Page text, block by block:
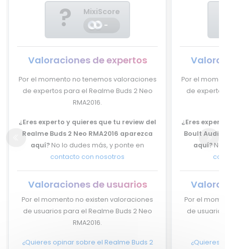
?
MixiScore
-
Valoraciones de expertos
Por el momento no tenemos valoraciones
de expertos para el Realme Buds 2 Neo
RMA2016.
¿Eres experto y quieres que tu review del
Realme Buds 2 Neo RMA2016 aparezca
aquí? No lo dudes más, y ponte en
contacto con nosotros
Valoraciones de usuarios
Por el momento no existen valoraciones
de usuarios para el Realme Buds 2 Neo
RMA2016.
¿Quieres opinar sobre el Realme Buds 2
Por el
de
¿Eres
Boult Audio
aquí?
Por el
de
¿Quieres